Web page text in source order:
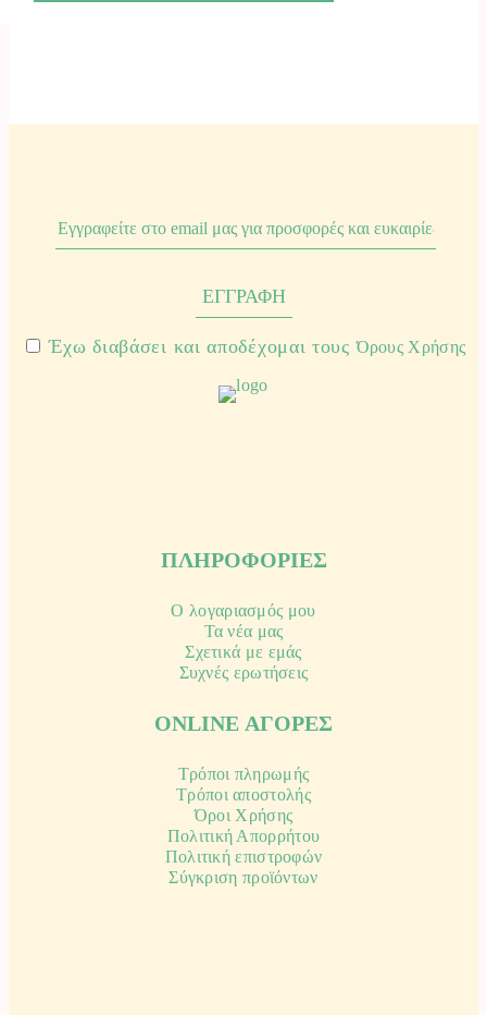
Έχω διαβάσει και αποδέχομαι τουςΌρους Χρήσης
ΠΛΗΡΟΦΟΡΙΕΣ
Ο λογαριασμός μου
Τα νέα μας
Σχετικά με εμάς
Συχνές ερωτήσεις
ONLINE ΑΓΟΡΕΣ
Τρόποι πληρωμής
Τρόποι αποστολής
Όροι Χρήσης
Πολιτική Απορρήτου
Πολιτική επιστροφών
Σύγκριση προϊόντων